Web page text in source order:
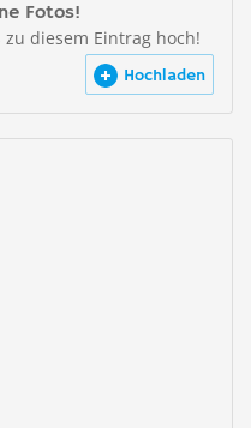
Fotos!
diesem Eintrag hoch!
Hochladen